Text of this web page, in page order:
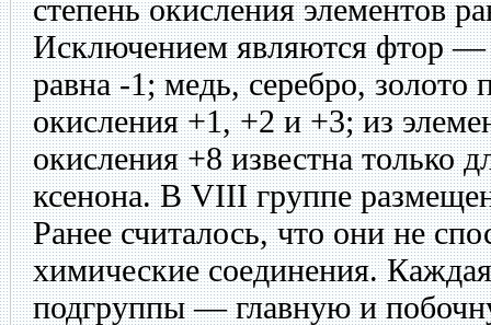
степень окисления элементов
Исключением являются фтор —
равна -1; медь, серебро, золото
окисления +1, +2 и +3; из
окисления +8 известна только
ксенона. В VIII группе
Ранее считалось, что они не
химические соединения.
подгруппы — главную и